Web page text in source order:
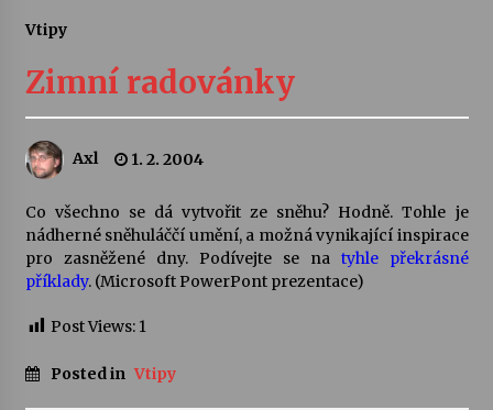
Sukuba Ensemble
4. 8. 2026
Vernisáž výstavy Josefíny Duškové: Stávám se
kapkou
Veselí muzikanti
30. 7. 2026
šedesátka: 28. 7.–1. 8. 2026
Vtipy
Zimní radovánky
Axl 1. 2. 2004
Co všechno se dá vytvořit ze sněhu? Hodně. Tohle je
nádherné sněhuláččí umění, a možná vynikající inspirace
pro zasněžené dny. Podívejte se na tyhle překrásné
příklady. (Microsoft PowerPont prezentace)
Post Views: 1
Posted in Vtipy